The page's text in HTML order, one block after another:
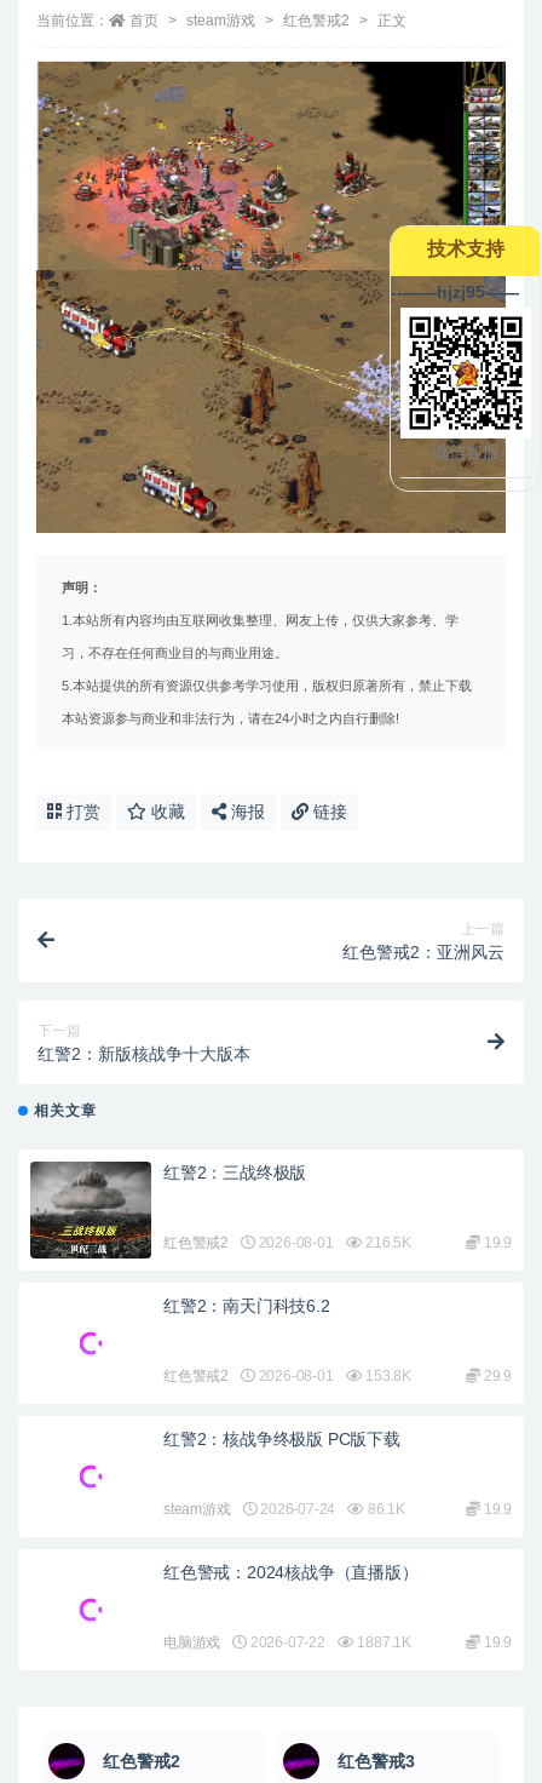
当前位置： 首页 steam游戏 红色警戒2 正文
声明：
1.本站所有内容均由互联网收集整理、网友上传，仅供大家参考、学
习，不存在任何商业目的与商业用途。
5.本站提供的所有资源仅供参考学习使用，版权归原著所有，禁止下载
本站资源参与商业和非法行为，请在24小时之内自行删除!
打赏 收藏 海报 链接
上一篇
红色警戒2：亚洲风云
下一篇
红警2：新版核战争十大版本
相关文章
红警2：三战终极版
红色警戒2 2026-08-01 216.5K 19.9
红警2：南天门科技6.2
红色警戒2 2026-08-01 153.8K 29.9
红警2：核战争终极版 PC版下载
steam游戏 2026-07-24 86.1K 19.9
红色警戒：2024核战争（直播版）
电脑游戏 2026-07-22 1887.1K 19.9
红色警戒2 红色警戒3
技术支持
--——hjzj95——
微信客服